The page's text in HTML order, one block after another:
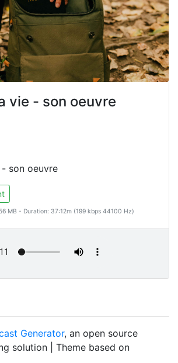
vie - son oeuvre
son oeuvre
MB - Duration: 37:12m (199 kbps 44100 Hz)
Generator, an open source
solution | Theme based on